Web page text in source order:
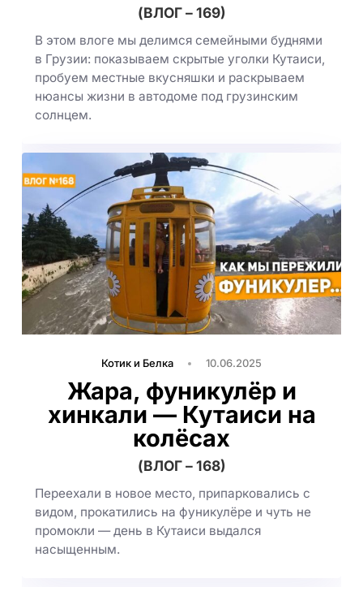
(ВЛОГ – 169)
В этом влоге мы делимся семейными буднями
в Грузии: показываем скрытые уголки Кутаиси,
пробуем местные вкусняшки и раскрываем
нюансы жизни в автодоме под грузинским
солнцем.
Котик и Белка 10.06.2025
Жара, фуникулёр и
хинкали — Кутаиси на
колёсах
(ВЛОГ – 168)
Переехали в новое место, припарковались с
видом, прокатились на фуникулёре и чуть не
промокли — день в Кутаиси выдался
насыщенным.